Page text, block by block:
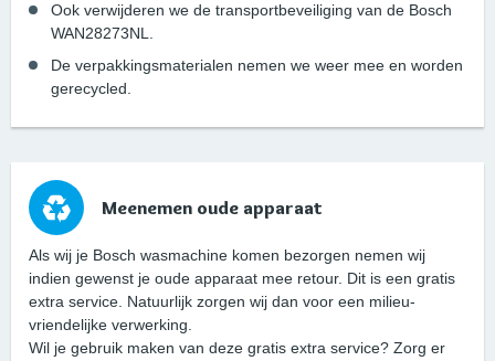
Ook verwijderen we de transportbeveiliging van de Bosch
WAN28273NL.
De verpakkingsmaterialen nemen we weer mee en worden
gerecycled.
Meenemen oude apparaat
Als wij je Bosch wasmachine komen bezorgen nemen wij
indien gewenst je oude apparaat mee retour. Dit is een gratis
extra service. Natuurlijk zorgen wij dan voor een milieu-
vriendelijke verwerking.
Wil je gebruik maken van deze gratis extra service? Zorg er